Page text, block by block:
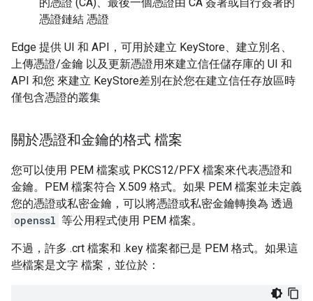
憑證鏈結 憑證
Edge 提供 UI 和 API，可用於建立 KeyStore、建立別名、
上傳憑證/金鑰 以及更新憑證用來建立信任儲存庫的 UI 和
API 和您 來建立 KeyStore差別在於您在建立信任存放區時
僅包含憑證的叢集
關於憑證和金鑰的格式 檔案
您可以使用 PEM 檔案或 PKCS12/PFX 檔案來代表憑證和
金鑰。PEM 檔案符合 X.509 格式。如果 PEM 檔案並未定義
您的憑證或私密金鑰，可以將憑證或私密金鑰轉換為 透過
openssl 等公用程式使用 PEM 檔案。
不過，許多 .crt 檔案和 .key 檔案都已是 PEM 格式。如果這
些檔案是文字 檔案，並位於：